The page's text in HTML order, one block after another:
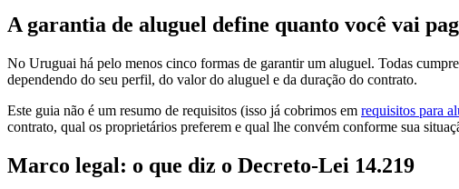
A garantia de aluguel define quanto você vai
No Uruguai há pelo menos cinco formas de garantir um aluguel. Todas
dependendo do seu perfil, do valor do aluguel e da duração do contrato.
Este guia não é um resumo de requisitos (isso já cobrimos em requisitos para
contrato, qual os proprietários preferem e qual lhe convém conforme sua
Marco legal: o que diz o Decreto-Lei 14.219